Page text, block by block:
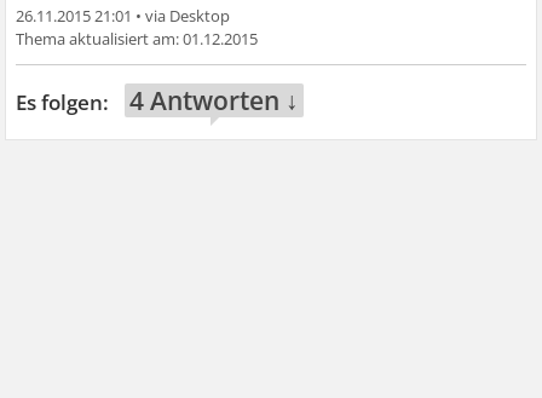
26.11.2015 21:01 •
01.12.2015
4 Antworten ↓